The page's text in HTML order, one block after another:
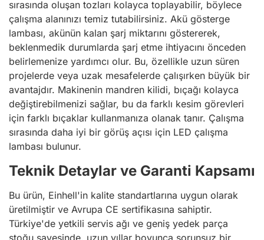
sırasında oluşan tozları kolayca toplayabilir, böylece
çalışma alanınızı temiz tutabilirsiniz. Akü gösterge
lambası, akünün kalan şarj miktarını göstererek,
beklenmedik durumlarda şarj etme ihtiyacını önceden
belirlemenize yardımcı olur. Bu, özellikle uzun süren
projelerde veya uzak mesafelerde çalışırken büyük bir
avantajdır. Makinenin mandren kilidi, bıçağı kolayca
değiştirebilmenizi sağlar, bu da farklı kesim görevleri
için farklı bıçaklar kullanmanıza olanak tanır. Çalışma
sırasında daha iyi bir görüş açısı için LED çalışma
lambası bulunur.
Teknik Detaylar ve Garanti Kapsamı
Bu ürün, Einhell'in kalite standartlarına uygun olarak
üretilmiştir ve Avrupa CE sertifikasına sahiptir.
Türkiye'de yetkili servis ağı ve geniş yedek parça
stoğu sayesinde, uzun yıllar boyunca sorunsuz bir